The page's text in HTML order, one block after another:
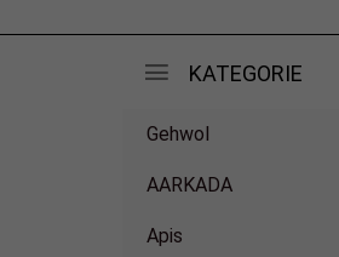
KATEGORIE
Gehwol
AARKADA
Apis